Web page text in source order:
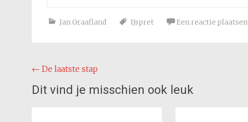
Jan Graafland IJspret Een reactie plaatsen
Bericht
navigatie
← De laatste stap
Dit vind je misschien ook leuk